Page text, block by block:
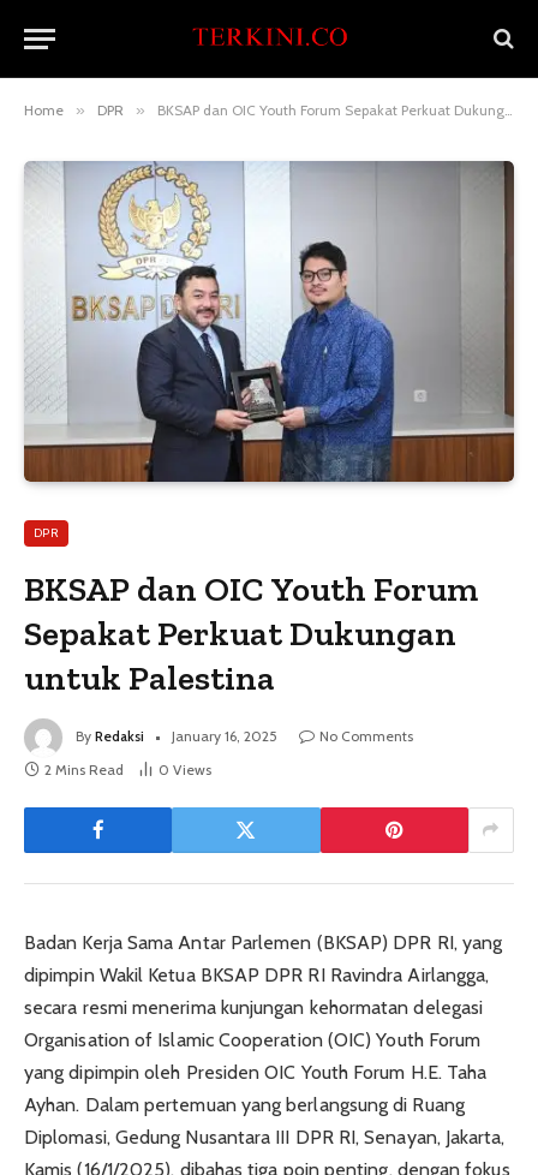
Home » DPR » BKSAP dan OIC Youth Forum Sepakat Perkuat Dukungan untuk Palestina
DPR
BKSAP dan OIC Youth Forum
Sepakat Perkuat Dukungan
untuk Palestina
By Redaksi January 16, 2025
No Comments
2 Mins Read
0 Views
Badan Kerja Sama Antar Parlemen (BKSAP) DPR RI, yang
dipimpin Wakil Ketua BKSAP DPR RI Ravindra Airlangga,
secara resmi menerima kunjungan kehormatan delegasi
Organisation of Islamic Cooperation (OIC) Youth Forum
yang dipimpin oleh Presiden OIC Youth Forum H.E. Taha
Ayhan. Dalam pertemuan yang berlangsung di Ruang
Diplomasi, Gedung Nusantara III DPR RI, Senayan, Jakarta,
Kamis (16/1/2025), dibahas tiga poin penting, dengan fokus